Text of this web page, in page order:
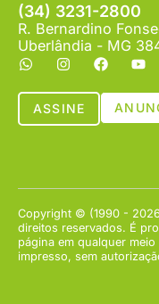
(34) 3231-2800
R. Bernardino
Uberlândia - MG
ASSINE
Copyright © (1990 -
direitos reservados. É
página em qualquer
impresso, sem